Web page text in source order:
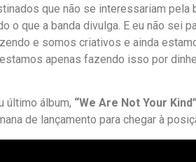
que não se interessariam
o que a banda divulga. E eu não sei
e somos criativos e ainda
apenas fazendo isso por
último álbum, “We Are Not Your
de lançamento para chegar à